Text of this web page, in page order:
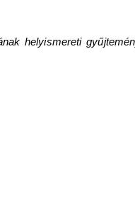
helyismereti